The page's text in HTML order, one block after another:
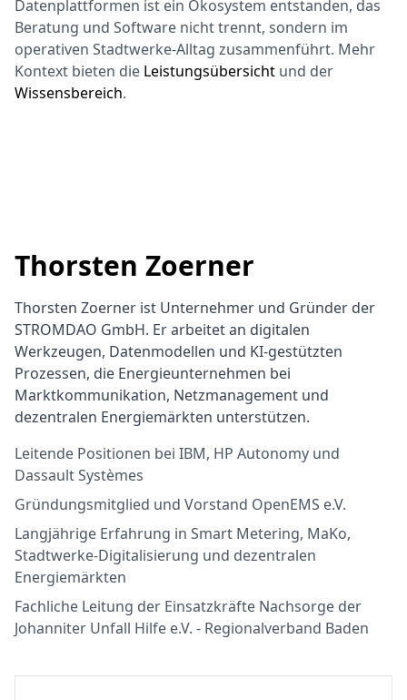
Datenplattformen ist ein Ökosystem entstanden, das
Beratung und Software nicht trennt, sondern im
operativen Stadtwerke-Alltag zusammenführt. Mehr
Kontext bieten die Leistungsübersicht und der
Wissensbereich.
Thorsten Zoerner
Thorsten Zoerner ist Unternehmer und Gründer der
STROMDAO GmbH. Er arbeitet an digitalen
Werkzeugen, Datenmodellen und KI-gestützten
Prozessen, die Energieunternehmen bei
Marktkommunikation, Netzmanagement und
dezentralen Energiemärkten unterstützen.
Leitende Positionen bei IBM, HP Autonomy und
Dassault Systèmes
Gründungsmitglied und Vorstand OpenEMS e.V.
Langjährige Erfahrung in Smart Metering, MaKo,
Stadtwerke-Digitalisierung und dezentralen
Energiemärkten
Fachliche Leitung der Einsatzkräfte Nachsorge der
Johanniter Unfall Hilfe e.V. - Regionalverband Baden